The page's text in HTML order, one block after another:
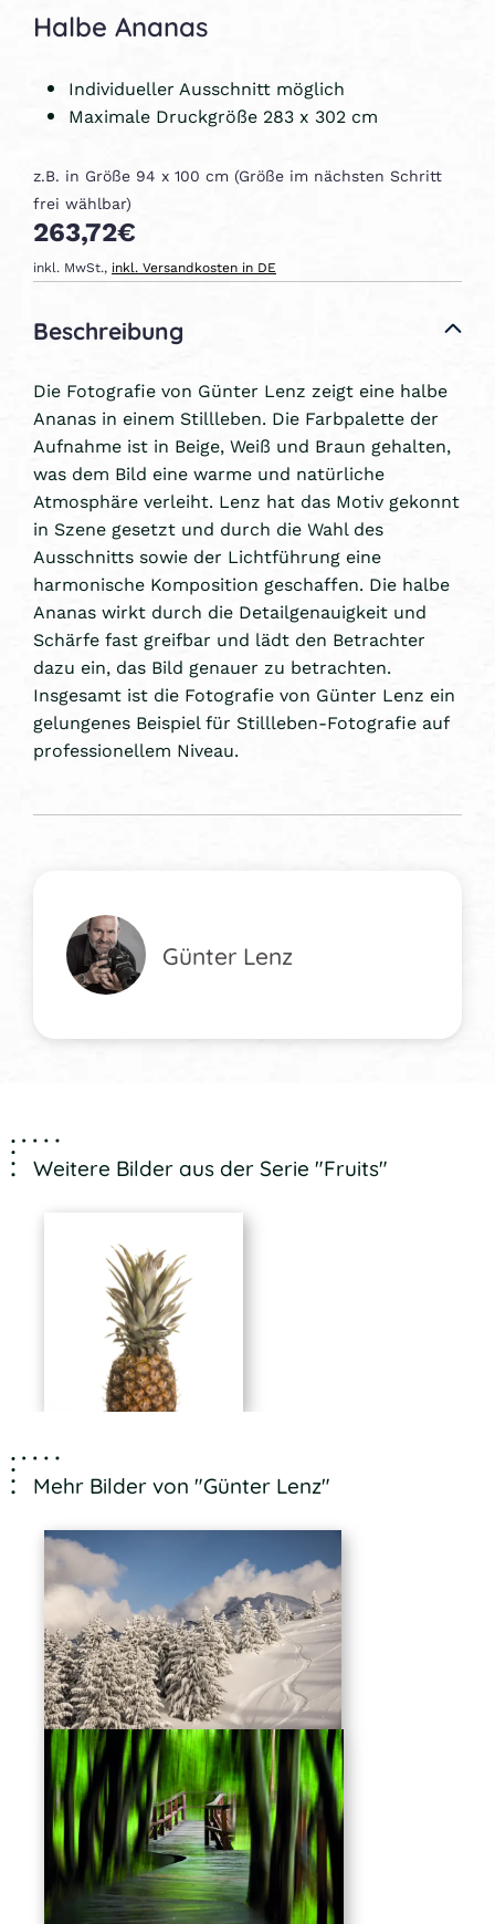
Halbe Ananas
Individueller Ausschnitt möglich
Maximale Druckgröße 283 x 302 cm
z.B. in Größe 94 x 100 cm (Größe im nächsten Schritt
frei wählbar)
263,72€
inkl. MwSt., inkl. Versandkosten in DE
Beschreibung
Die Fotografie von Günter Lenz zeigt eine halbe
Ananas in einem Stillleben. Die Farbpalette der
Aufnahme ist in Beige, Weiß und Braun gehalten,
was dem Bild eine warme und natürliche
Atmosphäre verleiht. Lenz hat das Motiv gekonnt
in Szene gesetzt und durch die Wahl des
Ausschnitts sowie der Lichtführung eine
harmonische Komposition geschaffen. Die halbe
Ananas wirkt durch die Detailgenauigkeit und
Schärfe fast greifbar und lädt den Betrachter
dazu ein, das Bild genauer zu betrachten.
Insgesamt ist die Fotografie von Günter Lenz ein
gelungenes Beispiel für Stillleben-Fotografie auf
professionellem Niveau.
Günter Lenz
Weitere Bilder aus der Serie "Fruits"
Mehr Bilder von "Günter Lenz"